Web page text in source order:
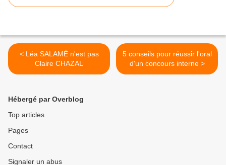
< Léa SALAMÉ n'est pas
Claire CHAZAL
5 conseils pour réussir l'oral
d'un concours interne >
Hébergé par Overblog
Top articles
Pages
Contact
Signaler un abus